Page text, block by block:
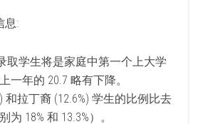
息:
取学生将是家庭中第一个上大学
一年的 20.7 略有下降。
和拉丁裔 (12.6%) 学生的比例比去
为 18% 和 13.3%）。